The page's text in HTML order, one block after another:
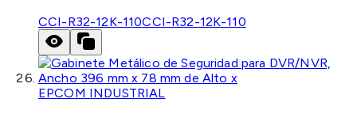
CCI-R32-12K-110CCI-R32-12K-110
EPCOM INDUSTRIAL